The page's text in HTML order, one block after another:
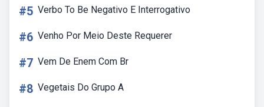
#5 Verbo To Be Negativo E Interrogativo
#6 Venho Por Meio Deste Requerer
#7 Vem De Enem Com Br
#8 Vegetais Do Grupo A